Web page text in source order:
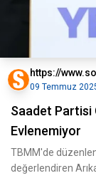
https://
09 Temmuz
Saadet Partisi
Evlenemiyor
TBMM'de
değerlendiren